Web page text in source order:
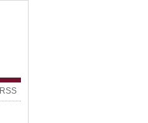
RSS